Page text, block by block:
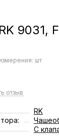
9031,
шт
отзыв
RK
С